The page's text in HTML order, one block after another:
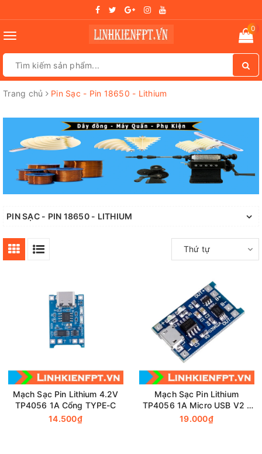
Toggle
0
Trang chủ Pin Sạc - Pin 18650 - Lithium
PIN SẠC - PIN 18650 - LITHIUM
Thứ tự
Mạch Sạc Pin Lithium 4.2V
TP4056 1A Cổng TYPE-C
14.500₫
Mạch Sạc Pin Lithium
TP4056 1A Micro USB V2 -
Có IC Bảo Vệ Quá Dòng
19.000₫